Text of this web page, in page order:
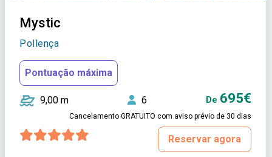
Mystic
Pollença
Pontuação máxima
9,00 m 6 De 695€
Cancelamento GRATUITO com aviso prévio de 30 dias
Reservar agora